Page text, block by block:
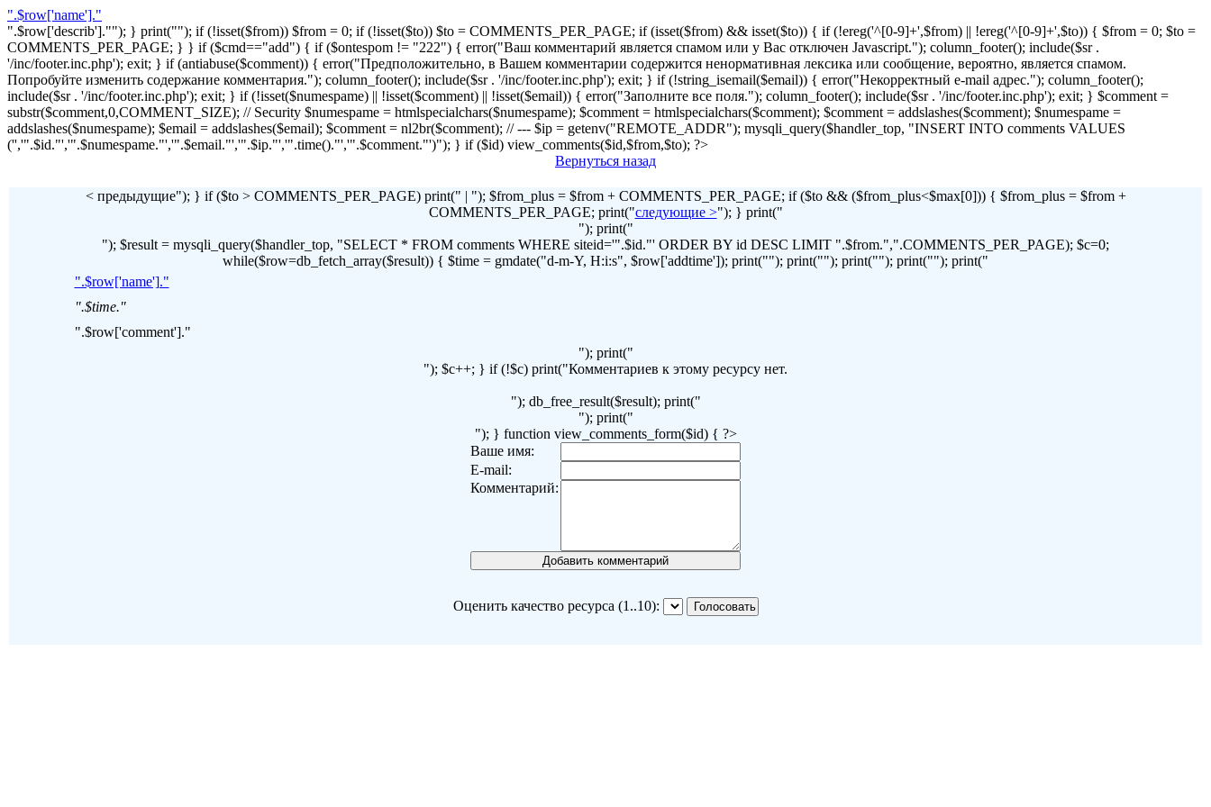
".$row['name']."
".$row['describ'].""); } print(""); if (!isset($from)) $from = 0; if (!isset($to)) $to = COMMENTS_PER_PAGE; if (isset($from) && isset($to)) { if (!ereg('^[0-9]+',$from) || !ereg('^[0-9]+',$to)) { $from = 0; $to =
COMMENTS_PER_PAGE; } } if ($cmd=="add") { if ($ontespom != "222") { error("Ваш комментарий является спамом или у Вас отключен Javascript."); column_footer(); include($sr .
'/inc/footer.inc.php'); exit; } if (antiabuse($comment)) { error("Предположительно, в Вашем комментарии содержится ненормативная лексика или сообщение, вероятно, является спамом.
Попробуйте изменить содержание комментария."); column_footer(); include($sr . '/inc/footer.inc.php'); exit; } if (!string_isemail($email)) { error("Некорректный e-mail адрес."); column_footer();
include($sr . '/inc/footer.inc.php'); exit; } if (!isset($numespame) || !isset($comment) || !isset($email)) { error("Заполните все поля."); column_footer(); include($sr . '/inc/footer.inc.php'); exit; } $comment =
substr($comment,0,COMMENT_SIZE); // Security $numespame = htmlspecialchars($numespame); $comment = htmlspecialchars($comment); $comment = addslashes($comment); $numespame =
addslashes($numespame); $email = addslashes($email); $comment = nl2br($comment); // --- $ip = getenv("REMOTE_ADDR"); mysqli_query($handler_top, "INSERT INTO comments VALUES
('','".$id."','".$numespame."','".$email."','".$ip."','".time()."','".$comment."')"); } if ($id) view_comments($id,$from,$to); ?>
Вернуться назад
< предыдущие"); } if ($to > COMMENTS_PER_PAGE) print(" | "); $from_plus = $from + COMMENTS_PER_PAGE; if ($to && ($from_plus<$max[0])) { $from_plus = $from +
COMMENTS_PER_PAGE; print("следующие >"); } print("
"); print("
"); $result = mysqli_query($handler_top, "SELECT * FROM comments WHERE siteid='".$id."' ORDER BY id DESC LIMIT ".$from.",".COMMENTS_PER_PAGE); $c=0;
while($row=db_fetch_array($result)) { $time = gmdate("d-m-Y, H:i:s", $row['addtime']); print(""); print(""); print(""); print(""); print("
".$row['name']."
".$time."
".$row['comment']."
"); print("
"); $c++; } if (!$c) print("Комментариев к этому ресурсу нет.
"); db_free_result($result); print("
"); print("
"); } function view_comments_form($id) { ?>
Ваше имя:
E-mail:
Комментарий:
Оценить качество ресурса (1..10):